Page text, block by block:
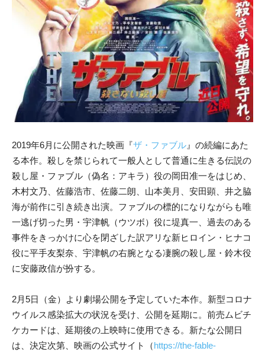
2019年6月に公開された映画『ザ・ファブル 』の続編にあた
る本作。殺しを禁じられて一般人として普通に生きる伝説の
殺し屋・ファブル（偽名：アキラ）役の岡田准一をはじめ、
木村文乃、佐藤浩市、佐藤二朗、山本美 月、安田顕、井之脇
海が前作に引き続き出演。 ファブルの標的になりながらも唯
一逃げ切った男・宇津帆（ウツボ）役に堤真一、過去のある
事件をきっかけに心を閉ざした訳アリな新ヒロイン・ヒナコ
役に平手友梨奈、宇津帆の右腕となる凄腕の殺し屋・鈴木役
に安藤政信が扮する。
2月5日（金）より劇場公開を予定していた本作。新型コロナ
ウイルス感染拡大の状況を受け、公開を延期に。前売ムビチ
ケカードは、延期後の上映時に使用できる。新たな公開日
は、決定次第、映画の公式サイト（https://the-fable-